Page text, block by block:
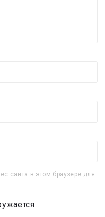
сайта в этом браузере для